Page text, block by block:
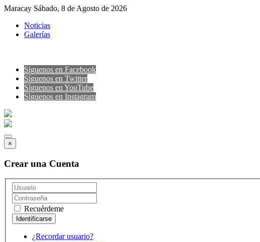
Maracay Sábado, 8 de Agosto de 2026
Noticias
Galerías
Síguenos en Facebook
Síguenos en Twitter
Síguenos en YouTube
Sìguenos en Instagram
×
Crear una Cuenta
Recuérdeme
¿Recordar usuario?